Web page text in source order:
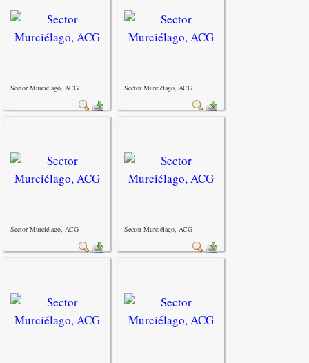
Sector Murciélago, ACG Sector Murciélago, ACG
Sector Murciélago, ACG Sector Murciélago, ACG